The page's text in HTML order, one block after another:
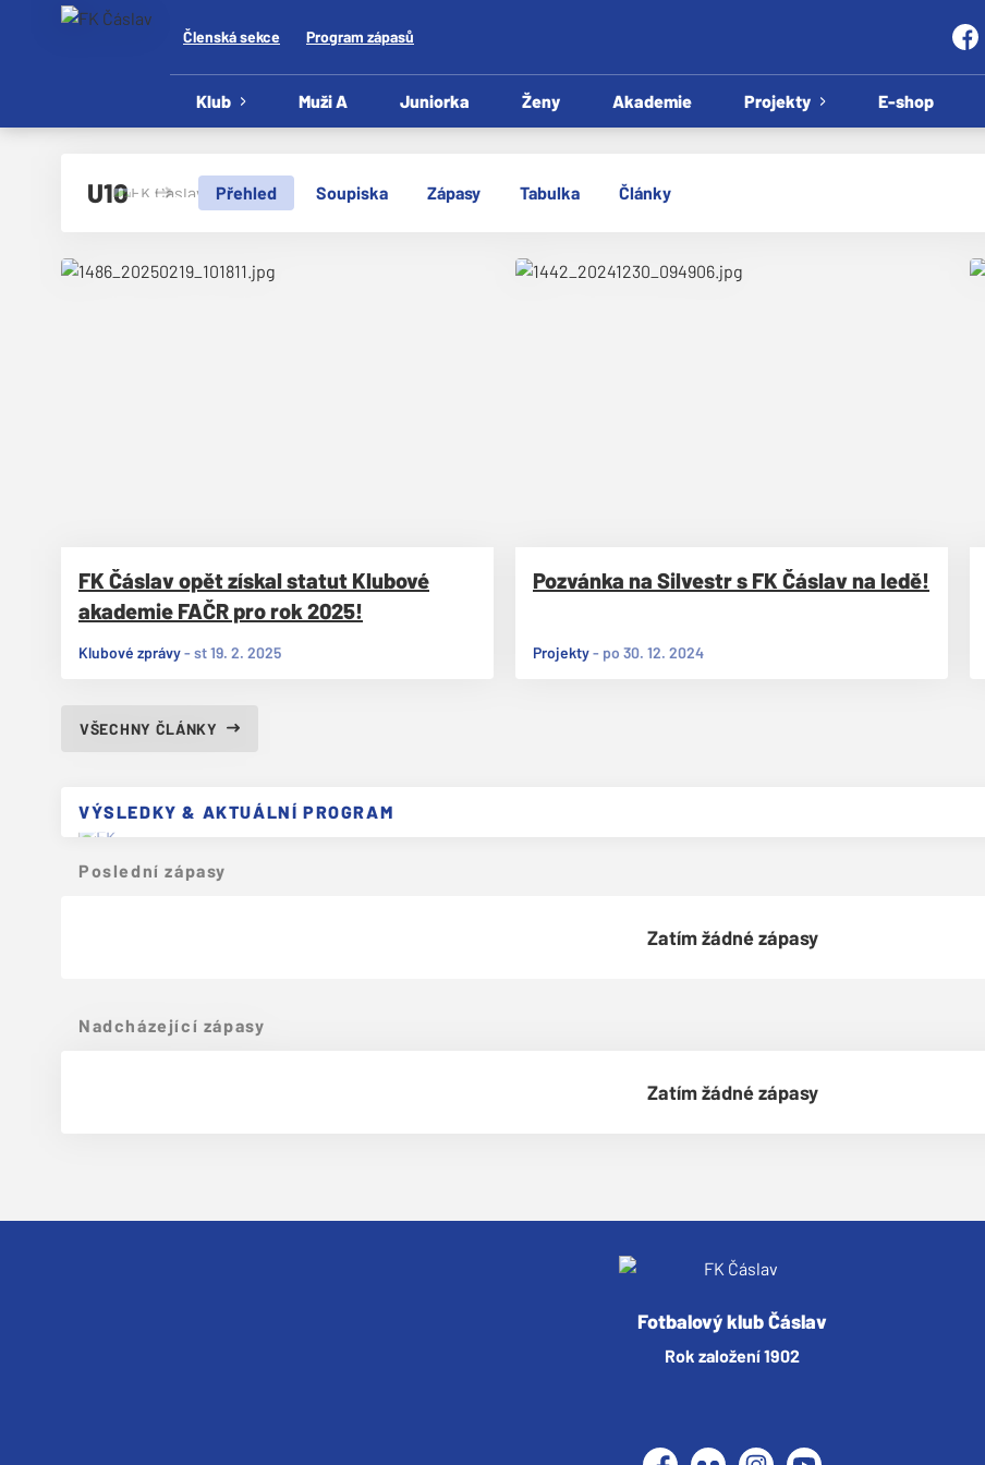
Členská sekce Program zápasů
Klub Muži A Juniorka Ženy Akademie Projekty E-shop
U10 Přehled Soupiska Zápasy Tabulka Články
Klubové zprávy-st 19. 2. 2025
FK Čáslav opět získal statut Klubové
akademie FAČR pro rok 2025!
Projekty- po 30. 12. 2024
Pozvánka na Silvestr s FK Čáslav na ledě!
VŠECHNY ČLÁNKY
VÝSLEDKY & AKTUÁLNÍ PROGRAM
Poslední zápasy
Zatím žádné zápasy
Nadcházející zápasy
Zatím žádné zápasy
Fotbalový klub Čáslav
Rok založení 1902